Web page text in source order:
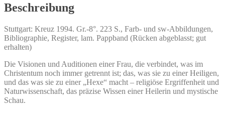
Beschreibung
Stuttgart: Kreuz 1994. Gr.-8°. 223 S., Farb- und sw-Abbildungen,
Bibliographie, Register, lam. Pappband (Rücken abgeblasst; gut
erhalten)
Die Visionen und Auditionen einer Frau, die verbindet, was im
Christentum noch immer getrennt ist; das, was sie zu einer Heiligen,
und das was sie zu einer „Hexe“ macht – religiöse Ergriffenheit und
Naturwissenschaft, das präzise Wissen einer Heilerin und mystische
Schau.